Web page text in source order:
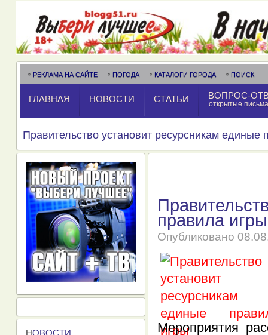
РЕКЛАМА НА САЙТЕ ПОГОДА КАТАЛОГИ ГОРОДА ПОИСК
ГЛАВНАЯ НОВОСТИ СТАТЬИ ВОПРОС-
открытые письма
Правительство установит ресурсникам единые
правила игры
Опубликовано
Мероприятия
НОВОСТИ